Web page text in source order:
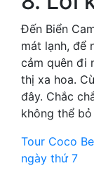
Đến Biển
mát lạnh, để
cảm quên đi
thị xa hoa.
đây. Chắc
không thể
Tour Coco
ngày thứ 7